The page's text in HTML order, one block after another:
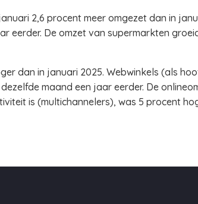
2,6 procent meer omgezet dan in
eerder. De omzet van supermarkten
dan in januari 2025. Webwinkels (als
maand een jaar eerder. De
is (multichannelers), was 5 procent